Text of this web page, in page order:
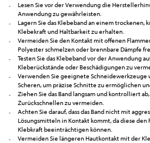
Lesen Sie vor der Verwendung die
Anwendung zu gewährleisten.
Lagern Sie das Klebeband an einem trockenen,
Klebekraft und Haltbarkeit zu erhalten.
Vermeiden Sie den Kontakt mit offenen
Polyester schmelzen oder brennbare Dämpfe
Testen Sie das Klebeband vor der Anwendung
Kleberückstände oder Beschädigungen zu
Verwenden Sie geeignete Schneidewerkzeuge
Scheren, um präzise Schnitte zu ermöglichen
Ziehen Sie das Band langsam und kontrolliert
Zurückschnellen zu vermeiden.
Achten Sie darauf, dass das Band nicht mit
Lösungsmitteln in Kontakt kommt, da diese
Klebkraft beeinträchtigen können.
Vermeiden Sie längeren Hautkontakt mit der